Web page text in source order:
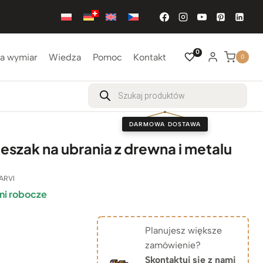
wymiar Wiedza Pomoc Kontakt 0
0
Wyszukiwarka
produktów
DARMOWA DOSTAWA
na ubrania z drewna i metalu
robocze
Planujesz większe
zamówienie?
Skontaktuj się z nami